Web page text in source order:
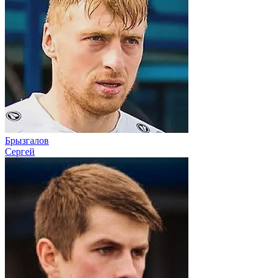
Брызгалов
Сергей